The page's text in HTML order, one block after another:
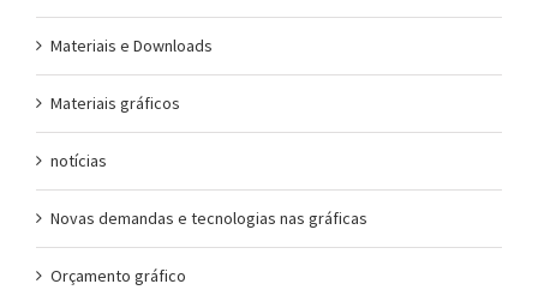
Materiais e Downloads
Materiais gráficos
notícias
Novas demandas e tecnologias nas gráficas
Orçamento gráfico